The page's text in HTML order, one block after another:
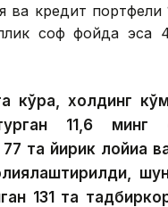
ва кредит
соф фойда
кўра, холдинг
11,6
та йирик лойиҳа
131 та